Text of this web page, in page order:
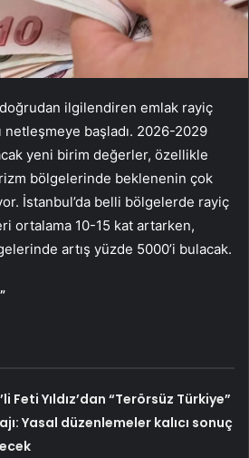
ilgilendiren emlak rayiç
netleşmeye başladı. 2026-2029
yeni birim değerler, özellikle
bölgelerinde beklenenin çok
İstanbul’da belli bölgelerde rayiç
ortalama 10-15 kat artarken,
artış yüzde 5000’i bulacak.
Feti Yıldız’dan “Terörsüz Türkiye”
Yasal düzenlemeler kalıcı sonuç